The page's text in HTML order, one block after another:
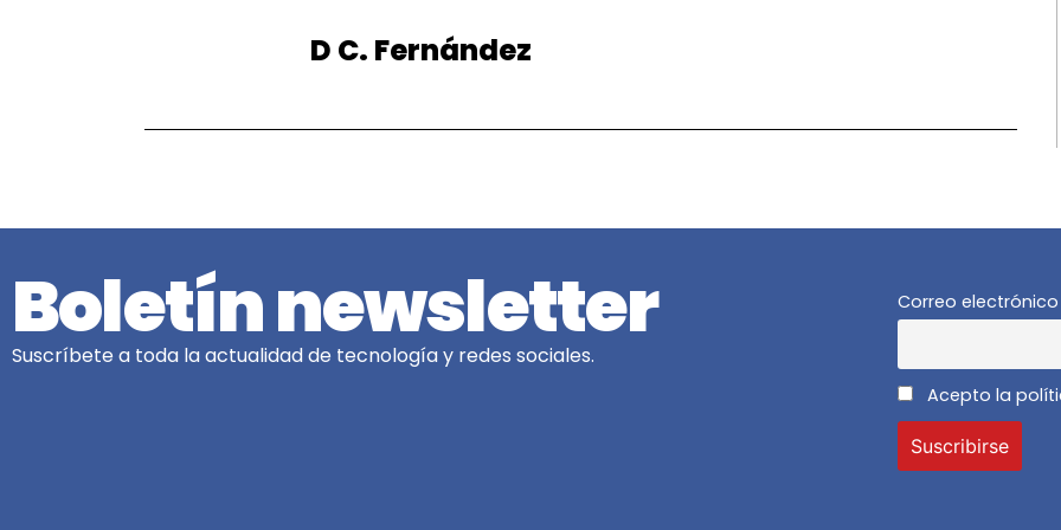
D C. Fernández
Boletín newsletter
Suscríbete a toda la actualidad de tecnología y redes sociales.
Correo electrónico
Acepto la